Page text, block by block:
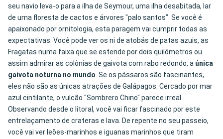
seu navio leva-o para a ilha de Seymour, uma ilha desabitada, lar
de uma floresta de cactos e árvores "palo santos”. Se você é
apaixonado por ornitologia, esta paragem vai cumprir todas as
expectativas. Você pode ver os ni de atobás de patas azuis, as
Fragatas numa faixa que se estende por dois quilômetros ou
assim admirar as colônias de gaivota com rabo redondo, a única
gaivota noturna no mundo. Se os pássaros são fascinantes,
eles não são as únicas atrações de Galápagos. Cercado por mar
azul cintilante, o vulcão "Sombrero Chino" parece irreal.
Observando desde o litoral, você vai ficar fascinado por este
entrelaçamento de crateras e lava. De repente no seu passeio,
você vai ver leões-marinhos e iguanas marinhos que tiram